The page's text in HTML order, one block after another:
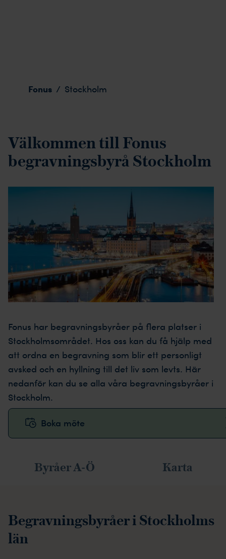
Fonus / Stockholm
Välkommen till Fonus
begravningsbyrå Stockholm
Fonus har begravningsbyråer på flera platser i
Stockholmsområdet. Hos oss kan du få hjälp med
att ordna en begravning som blir ett personligt
avsked och en hyllning till det liv som levts. Här
nedanför kan du se alla våra begravningsbyråer i
Stockholm.
Boka möte
Byråer A-Ö Karta
Begravningsbyråer i Stockholms
län